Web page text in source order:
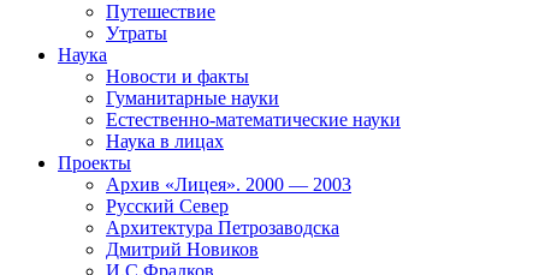
Путешествие
Утраты
Наука
Новости и факты
Гуманитарные науки
Естественно-математические науки
Наука в лицах
Проекты
Архив «Лицея». 2000 — 2003
Русский Север
Архитектура Петрозаводска
Дмитрий Новиков